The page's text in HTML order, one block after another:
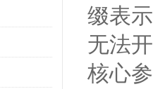
缀表示
无法
核心